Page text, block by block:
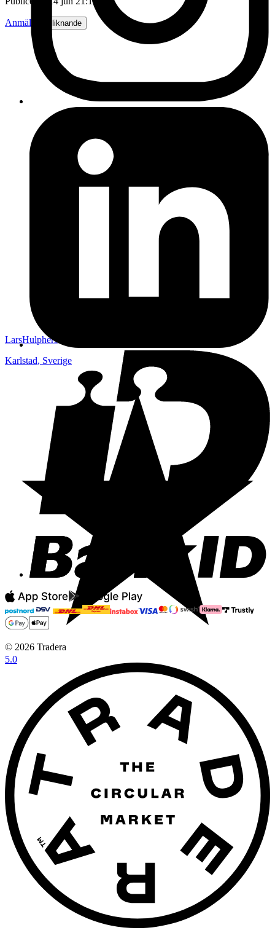
Anmäl Sälj liknande
LarsHulphers
Karlstad, Sverige
5.0
© 2026 Tradera